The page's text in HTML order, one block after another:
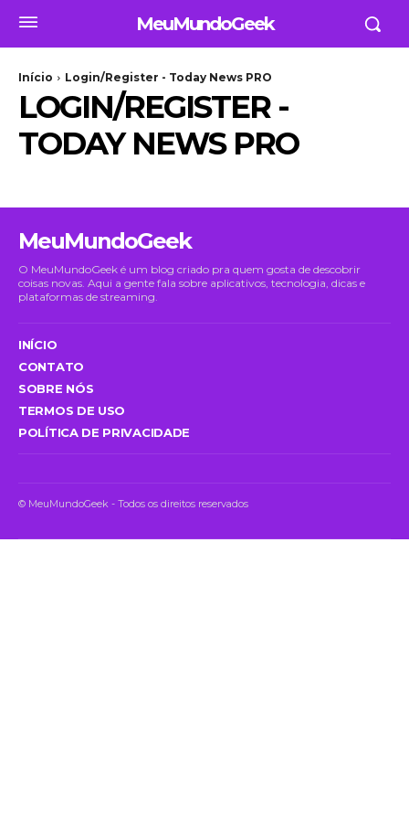
MeuMundoGeek
Início Login/Register - Today News PRO
LOGIN/REGISTER -
TODAY NEWS PRO
MeuMundoGeek
O MeuMundoGeek é um blog criado pra quem gosta de descobrir
coisas novas. Aqui a gente fala sobre aplicativos, tecnologia, dicas e
plataformas de streaming.
INÍCIO
CONTATO
SOBRE NÓS
TERMOS DE USO
POLÍTICA DE PRIVACIDADE
© MeuMundoGeek - Todos os direitos reservados